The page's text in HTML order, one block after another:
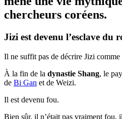
chercheurs coréens.
Jizi est devenu l’esclave du
Il ne suffit pas de décrire Jizi comme
À la fin de la dynastie Shang, le
de Bi Gan et de Weizi.
Il est devenu fou.
Bien sûr, il n’était pas vraiment fou,